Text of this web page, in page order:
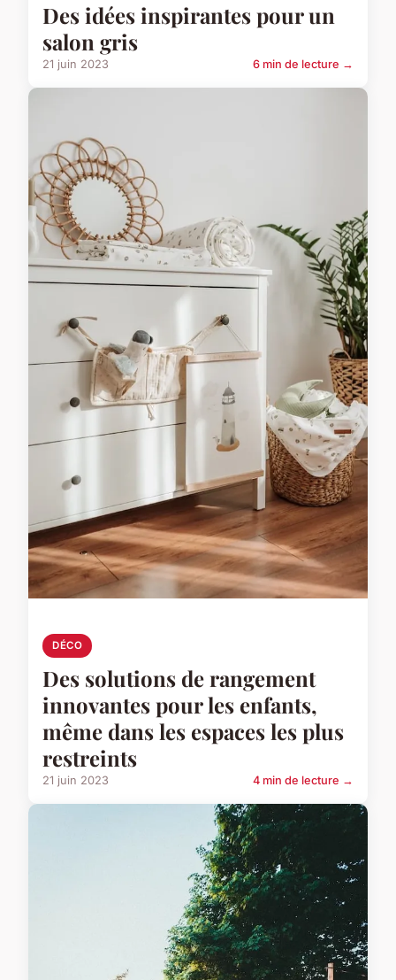
Des idées inspirantes pour un
salon gris
21 juin 2023 6 min de lecture →
DÉCO
Des solutions de rangement
innovantes pour les enfants,
même dans les espaces les plus
restreints
21 juin 2023 4 min de lecture →